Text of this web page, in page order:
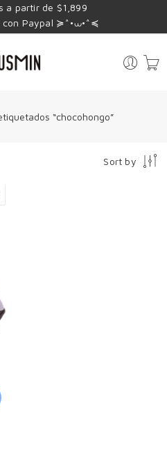
a partir de $1,899
con Paypal ≽^•⩊•^≼
“chocohongo”
Sort by